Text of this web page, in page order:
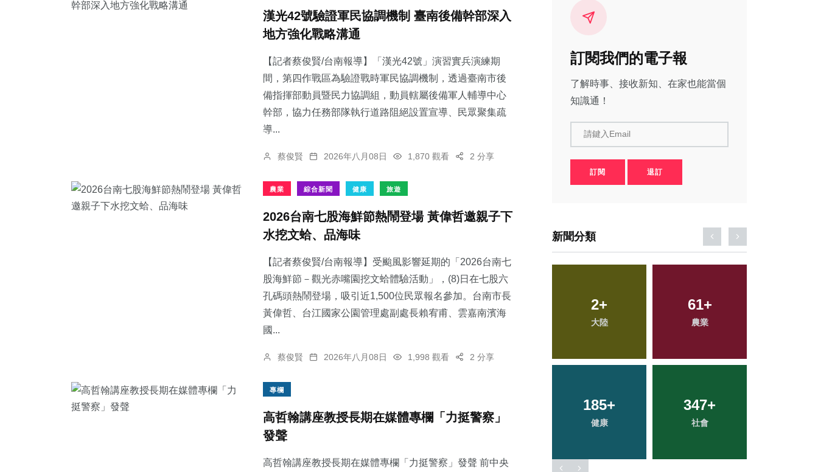
漢光42號驗證軍民協調機制 臺南後備幹部深入
地方強化戰略溝通
【記者蔡俊賢/台南報導】「漢光42號」演習實兵演練期
間，第四作戰區為驗證戰時軍民協調機制，透過臺南市後
備指揮部動員暨民力協調組，動員轄屬後備軍人輔導中心
幹部，協力任務部隊執行道路阻絕設置宣導、民眾聚集疏
導...
蔡俊賢 2026年八月08日 1,870 觀看 2 分享
農業 綜合新聞 健康 旅遊
2026台南七股海鮮節熱鬧登場 黃偉哲邀親子下
水挖文蛤、品海味
【記者蔡俊賢/台南報導】受颱風影響延期的「2026台南七
股海鮮節－觀光赤嘴園挖文蛤體驗活動」，(8)日在七股六
孔碼頭熱鬧登場，吸引近1,500位民眾報名參加。台南市長
黃偉哲、台江國家公園管理處副處長賴宥甫、雲嘉南濱海
國...
蔡俊賢 2026年八月08日 1,998 觀看 2 分享
專欄
高哲翰講座教授長期在媒體專欄「力挺警察」
發聲
高哲翰講座教授長期在媒體專欄「力挺警察」發聲 前中央
訂閱我們的電子報
了解時事、接收新知、在家也能當個
知識通！
請鍵入Email
訂閱 退訂
新聞分類
45+
55+ 2+ 61+
健康 社會
592
綜合新聞
135+
旅遊
30+
科技新知
45+
頭條